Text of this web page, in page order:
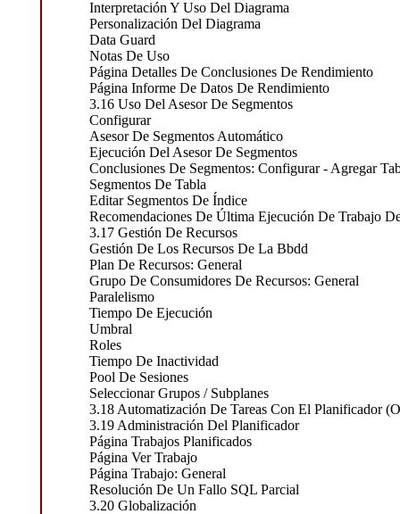
Interpretación Y Uso Del Diagrama
Personalización Del Diagrama
Data Guard
Notas De Uso
Página Detalles De Conclusiones De Rendimiento
Página Informe De Datos De Rendimiento
3.16 Uso Del Asesor De Segmentos
Configurar
Asesor De Segmentos Automático
Ejecución Del Asesor De Segmentos
Conclusiones De Segmentos: Configurar - Agregar
Segmentos De Tabla
Editar Segmentos De Índice
Recomendaciones De Última Ejecución De Trabajo
3.17 Gestión De Recursos
Gestión De Los Recursos De La Bbdd
Plan De Recursos: General
Grupo De Consumidores De Recursos: General
Paralelismo
Tiempo De Ejecución
Umbral
Roles
Tiempo De Inactividad
Pool De Sesiones
Seleccionar Grupos / Subplanes
3.18 Automatización De Tareas Con El Planificador
3.19 Administración Del Planificador
Página Trabajos Planificados
Página Ver Trabajo
Página Trabajo: General
Resolución De Un Fallo SQL Parcial
3.20 Globalización